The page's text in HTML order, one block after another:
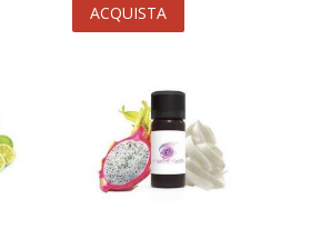
ACQUISTA